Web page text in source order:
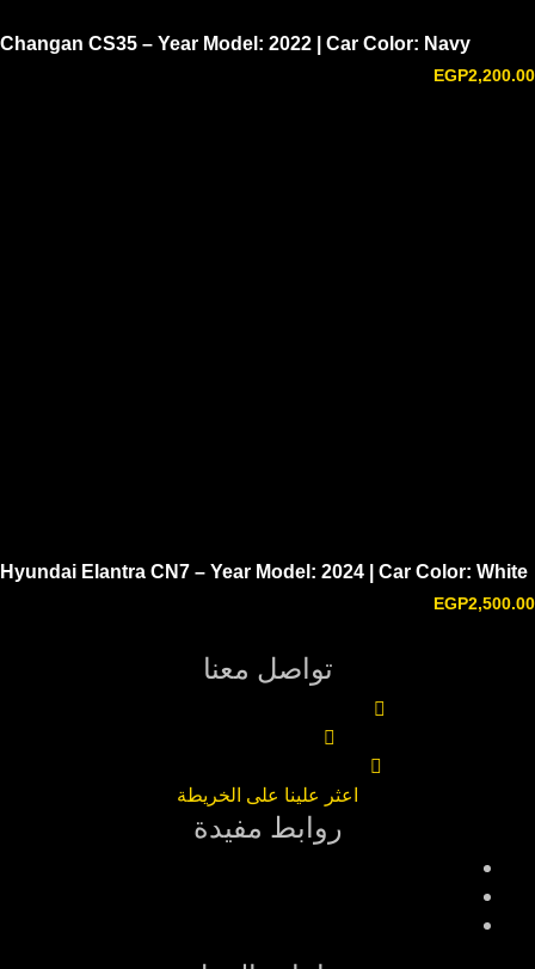
Changan CS35 – Year Model: 2022 | Car Color: Navy
EGP2,200.00
Hyundai Elantra CN7 – Year Model: 2024 | Car Color: White
EGP2,500.00
تواصل معنا
اعثر علينا على الخريطة
روابط مفيدة